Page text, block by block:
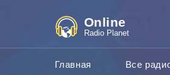
Online
Radio Planet
Главная Все